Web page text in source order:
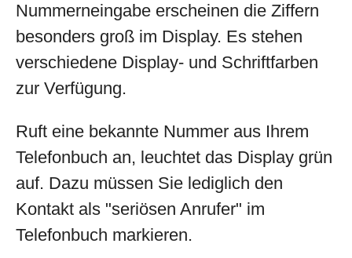
Nummerneingabe erscheinen die Ziffern
besonders groß im Display. Es stehen
verschiedene Display- und Schriftfarben
zur Verfügung.
Ruft eine bekannte Nummer aus Ihrem
Telefonbuch an, leuchtet das Display grün
auf. Dazu müssen Sie lediglich den
Kontakt als "seriösen Anrufer" im
Telefonbuch markieren.